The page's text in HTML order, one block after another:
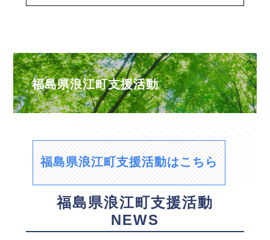
福島県浪江町支援活動
福島県浪江町支援活動はこちら
福島県浪江町支援活動
NEWS